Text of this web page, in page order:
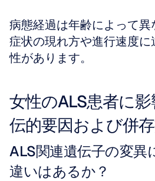
病態経過は年齢によって異
症状の現れ方や進行速度
性があります。
女性のALS患者に
伝的要因および併
ALS関連遺伝子の変異
違いはあるか？